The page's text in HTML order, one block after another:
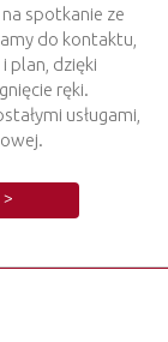
spotkanie ze
do kontaktu,
plan, dzięki
ręki.
usługami,